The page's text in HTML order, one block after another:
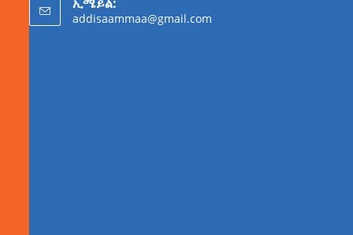
addisaammaa@gmail.com